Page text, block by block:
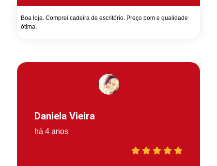
Boa loja. Comprei cadeira de escritório. Preço bom e qualidade
ótima.
Daniela Vieira
há 4 anos